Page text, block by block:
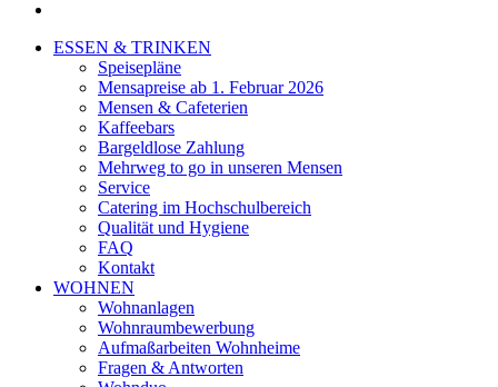
ESSEN & TRINKEN
Speisepläne
Mensapreise ab 1. Februar 2026
Mensen & Cafeterien
Kaffeebars
Bargeldlose Zahlung
Mehrweg to go in unseren Mensen
Service
Catering im Hochschulbereich
Qualität und Hygiene
FAQ
Kontakt
WOHNEN
Wohnanlagen
Wohnraumbewerbung
Aufmaßarbeiten Wohnheime
Fragen & Antworten